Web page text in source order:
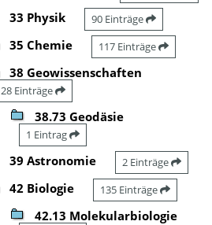
33 Physik 90 Einträge
35 Chemie 117 Einträge
38 Geowissenschaften
28 Einträge
38.73 Geodäsie
1 Eintrag
39 Astronomie 2 Einträge
42 Biologie 135 Einträge
42.13 Molekularbiologie